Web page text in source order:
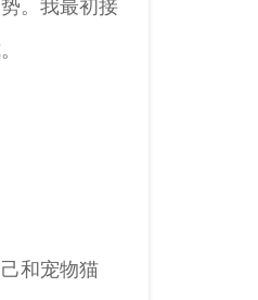
。我最初接
和宠物猫